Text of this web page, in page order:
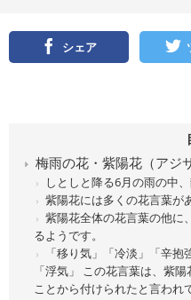
シェア
梅雨の花・紫陽花（アジ
しとしと降る6月の雨の中
紫陽花には多くの花言葉が
紫陽花全体の花言葉の他に
るようです。
「移り気」「冷淡」「辛抱
「浮気」 この花言葉は、紫
ことから付けられたと言われ